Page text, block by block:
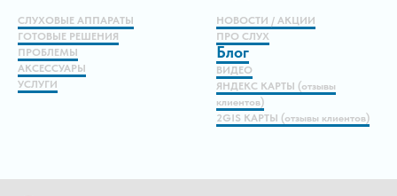
СЛУХОВЫЕ АППАРАТЫ
ГОТОВЫЕ РЕШЕНИЯ
ПРОБЛЕМЫ
АКСЕССУАРЫ
УСЛУГИ
НОВОСТИ / АКЦИИ
ПРО СЛУХ
Блог
ВИДЕО
ЯНДЕКС КАРТЫ (отзывы
клиентов)
2GIS КАРТЫ (отзывы клиентов)